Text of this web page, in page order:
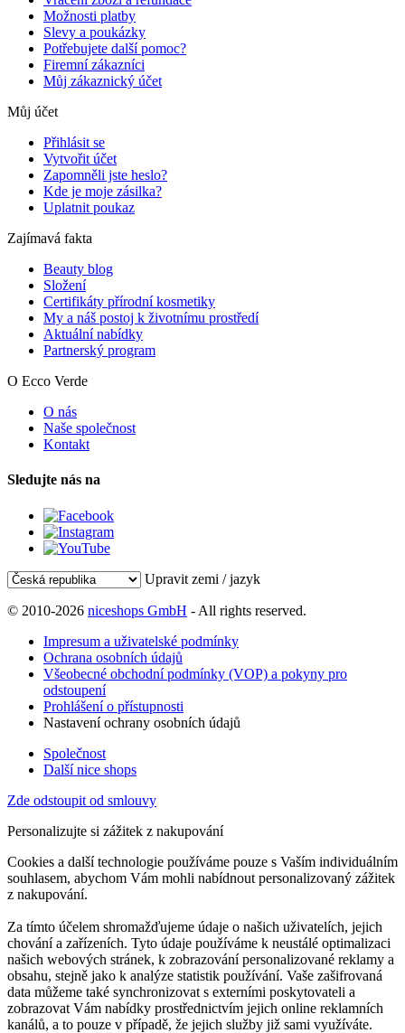
Možnosti platby
Slevy a poukázky
Potřebujete další pomoc?
Firemní zákazníci
Můj zákaznický účet
Můj účet
Přihlásit se
Vytvořit účet
Zapomněli jste heslo?
Kde je moje zásilka?
Uplatnit poukaz
Zajímavá fakta
Beauty blog
Složení
Certifikáty přírodní kosmetiky
My a náš postoj k životnímu prostředí
Aktuální nabídky
Partnerský program
O Ecco Verde
O nás
Naše společnost
Kontakt
Sledujte nás na
Upravit zemi / jazyk
© 2010-2026 niceshops GmbH - All rights reserved.
Impresum a uživatelské podmínky
Ochrana osobních údajů
Všeobecné obchodní podmínky (VOP) a pokyny pro
odstoupení
Prohlášení o přístupnosti
Nastavení ochrany osobních údajů
Společnost
Další nice shops
Zde odstoupit od smlouvy
Personalizujte si zážitek z nakupování
Cookies a další technologie používáme pouze s Vaším individuálním
souhlasem, abychom Vám mohli nabídnout personalizovaný zážitek
z nakupování.
Za tímto účelem shromažďujeme údaje o našich uživatelích, jejich
chování a zařízeních. Tyto údaje používáme k neustálé optimalizaci
našich webových stránek, k zobrazování personalizované reklamy a
obsahu, stejně jako k analýze statistik používání. Vaše zašifrovaná
data můžeme také synchronizovat s externími poskytovateli a
zobrazovat Vám nabídky prostřednictvím jejich online reklamních
kanálů, a to pouze v případě, že jejich služby již sami využíváte.